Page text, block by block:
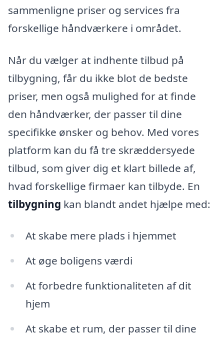
sammenligne priser og services fra
forskellige håndværkere i området.
Når du vælger at indhente tilbud på
tilbygning, får du ikke blot de bedste
priser, men også mulighed for at finde
den håndværker, der passer til dine
specifikke ønsker og behov. Med vores
platform kan du få tre skræddersyede
tilbud, som giver dig et klart billede af,
hvad forskellige firmaer kan tilbyde. En
tilbygning kan blandt andet hjælpe med:
At skabe mere plads i hjemmet
At øge boligens værdi
At forbedre funktionaliteten af dit
hjem
At skabe et rum, der passer til dine